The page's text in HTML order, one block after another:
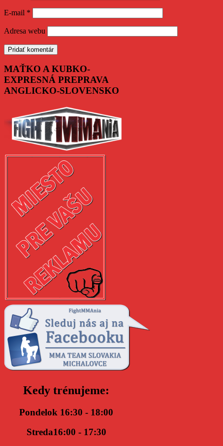
E-mail *
Adresa webu
MAŤKO A KUBKO-
EXPRESNÁ PREPRAVA
ANGLICKO-SLOVENSKO
Kedy trénujeme:
Pondelok 16:30 - 18:00
Streda16:00 - 17:30